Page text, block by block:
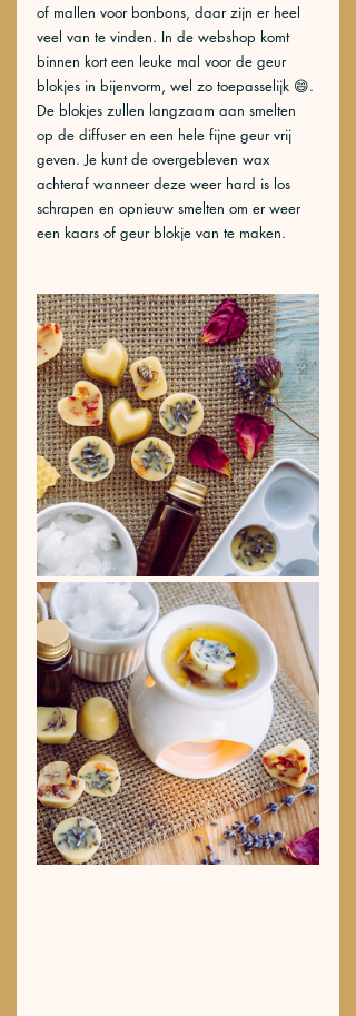
of mallen voor bonbons, daar zijn er heel
veel van te vinden. In de webshop komt
binnen kort een leuke mal voor de geur
blokjes in bijenvorm, wel zo toepasselijk 😄.
De blokjes zullen langzaam aan smelten
op de diffuser en een hele fijne geur vrij
geven. Je kunt de overgebleven wax
achteraf wanneer deze weer hard is los
schrapen en opnieuw smelten om er weer
een kaars of geur blokje van te maken.